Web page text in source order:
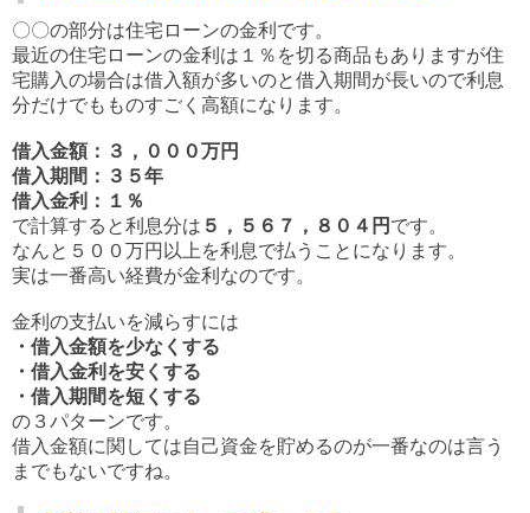
〇〇の部分は住宅ローンの金利です。
最近の住宅ローンの金利は１％を切る商品もありますが住
宅購入の場合は借入額が多いのと借入期間が長いので利息
分だけでもものすごく高額になります。
借入金額：３，０００万円
借入期間：３５年
借入金利：１％
で計算すると利息分は ５，５６７，８０４円 です。
なんと５００万円以上を利息で払うことになります。
実は一番高い経費が金利なのです。
金利の支払いを減らすには
・借入金額を少なくする
・借入金利を安くする
・借入期間を短くする
の３パターンです。
借入金額に関しては自己資金を貯めるのが一番なのは言う
までもないですね。